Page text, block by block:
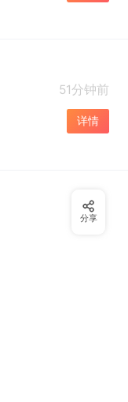
51分钟前
详情
分享